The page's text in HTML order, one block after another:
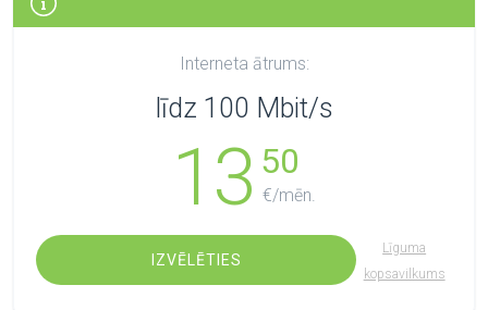
Interneta ātrums:
līdz 100 Mbit/s
13 50
€/mēn.
IZVĒLĒTIES
Līguma
kopsavilkums